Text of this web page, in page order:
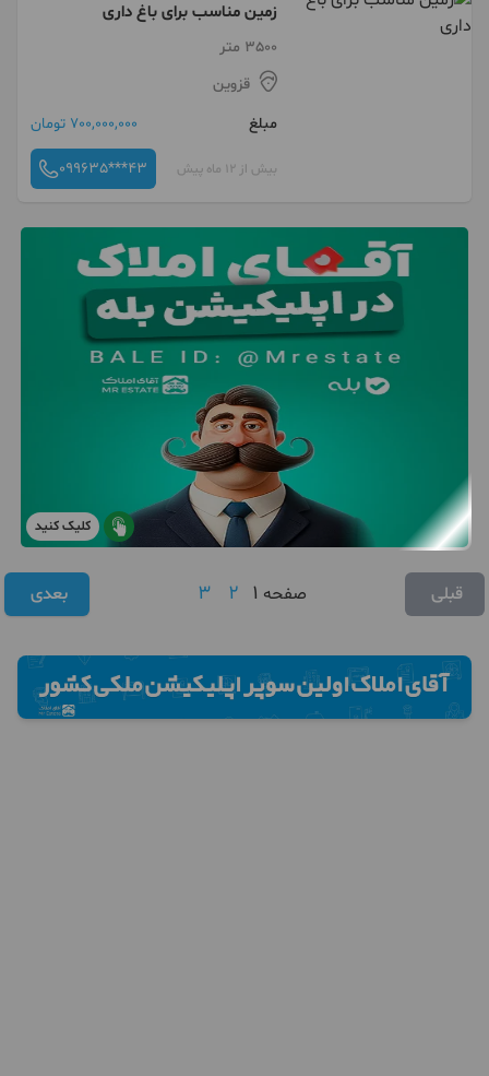
زمین مناسب برای باغ داری
3500 متر
قزوین
مبلغ
700,000,000 تومان
بیش از 12 ماه پیش 099635***43
کلیک کنید
قبلی صفحه 1
2
3 بعدی